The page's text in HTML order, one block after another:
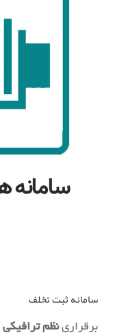
سامانه ثبت تخلف
برقرارینظم ترافیکی